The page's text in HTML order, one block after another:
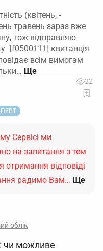
роботодавцем
Порядку №76
скасовується
місце роботи.
виникають лише
або якщо буде
ТЦК про
того, що особа
не є підставою
КБВ.
як КБВ
квоту іншого
рішення про її
(квітень, -
травень зараз вже
тож відправляю
"[f0500111] квитанція
всім вимогам
22
Сервісі ми
на запитання з тем
отримання відповіді
радимо Вам… Ще
облік
чи можливе